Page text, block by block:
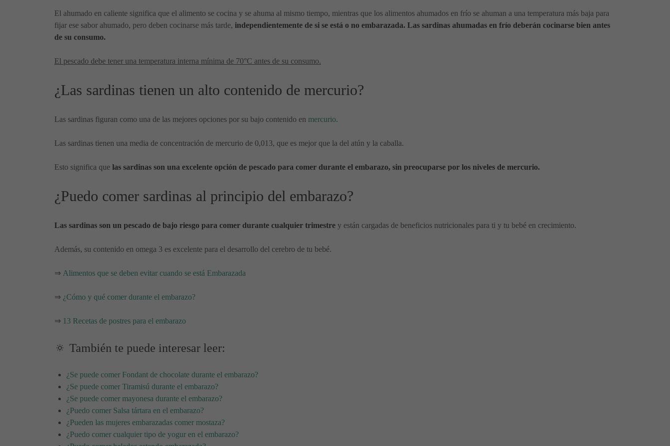
El ahumado en caliente significa que el alimento se cocina y se ahuma al mismo tiempo, mientras que los alimentos ahumados en frío se ahuman a una temperatura más baja para
fijar ese sabor ahumado, pero deben cocinarse más tarde, independientemente de si se está o no embarazada. Las sardinas ahumadas en frío deberán cocinarse bien antes
de su consumo.
El pescado debe tener una temperatura interna mínima de 70°C antes de su consumo.
¿Las sardinas tienen un alto contenido de mercurio?
Las sardinas figuran como una de las mejores opciones por su bajo contenido en mercurio.
Las sardinas tienen una media de concentración de mercurio de 0,013, que es mejor que la del atún y la caballa.
Esto significa que las sardinas son una excelente opción de pescado para comer durante el embarazo, sin preocuparse por los niveles de mercurio.
¿Puedo comer sardinas al principio del embarazo?
Las sardinas son un pescado de bajo riesgo para comer durante cualquier trimestre y están cargadas de beneficios nutricionales para ti y tu bebé en crecimiento.
Además, su contenido en omega 3 es excelente para el desarrollo del cerebro de tu bebé.
⇒ Alimentos que se deben evitar cuando se está Embarazada
⇒ ¿Cómo y qué comer durante el embarazo?
⇒ 13 Recetas de postres para el embarazo
🔅 También te puede interesar leer:
¿Se puede comer Fondant de chocolate durante el embarazo?
¿Se puede comer Tiramisú durante el embarazo?
¿Se puede comer mayonesa durante el embarazo?
¿Puedo comer Salsa tártara en el embarazo?
¿Pueden las mujeres embarazadas comer mostaza?
¿Puedo comer cualquier tipo de yogur en el embarazo?